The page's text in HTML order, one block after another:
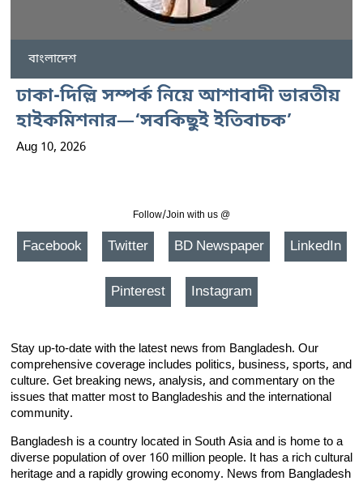
বাংলাদেশ
ঢাকা-দিল্লি সম্পর্ক নিয়ে আশাবাদী ভারতীয়
হাইকমিশনার—‘সবকিছুই ইতিবাচক’
Aug 10, 2026
Follow/Join with us @
Facebook Twitter BD Newspaper LinkedIn
Pinterest Instagram
Stay up-to-date with the latest news from Bangladesh. Our
comprehensive coverage includes politics, business, sports, and
culture. Get breaking news, analysis, and commentary on the
issues that matter most to Bangladeshis and the international
community.
Bangladesh is a country located in South Asia and is home to a
diverse population of over 160 million people. It has a rich cultural
heritage and a rapidly growing economy. News from Bangladesh